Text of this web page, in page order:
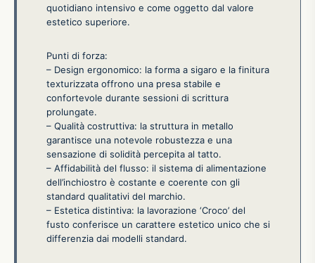
quotidiano intensivo e come oggetto dal valore
estetico superiore.
Punti di forza:
– Design ergonomico: la forma a sigaro e la finitura
texturizzata offrono una presa stabile e
confortevole durante sessioni di scrittura
prolungate.
– Qualità costruttiva: la struttura in metallo
garantisce una notevole robustezza e una
sensazione di solidità percepita al tatto.
– Affidabilità del flusso: il sistema di alimentazione
dell’inchiostro è costante e coerente con gli
standard qualitativi del marchio.
– Estetica distintiva: la lavorazione ‘Croco’ del
fusto conferisce un carattere estetico unico che si
differenzia dai modelli standard.